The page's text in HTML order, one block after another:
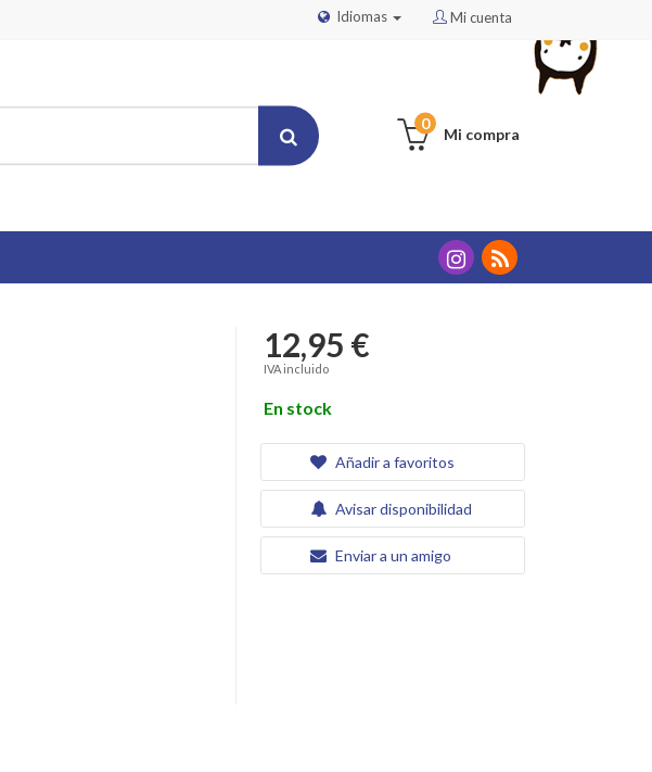
Mi cuenta
Idiomas
Mi compra
0
12,95 €
IVA incluido
En stock
Añadir a favoritos
Avisar disponibilidad
Enviar a un amigo